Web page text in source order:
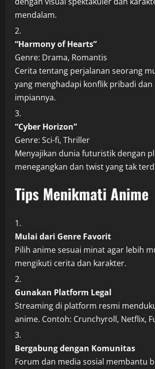
mendalam.
“Harmony of Hearts”
Genre: Drama, Romantis
Cerita tentang perjalanan seorang
yang menghadapi konflik pribadi
impiannya.
“Cyber Horizon”
Genre: Sci-fi, Thriller
Menyajikan dunia futuristik dengan
menegangkan dan twist yang tak
Tips Menikmati Anime
Mulai dari Genre Favorit
Pilih anime sesuai minat agar lebih
mengikuti cerita dan karakter.
Gunakan Platform Legal
Streaming di platform resmi
anime. Contoh: Crunchyroll, Netflix,
Bergabung dengan Komunitas
Forum dan media sosial membantu